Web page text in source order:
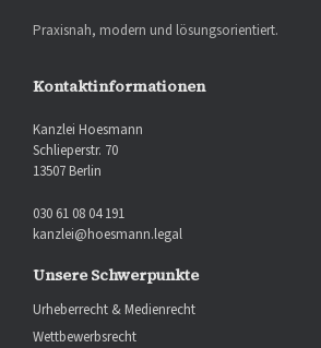
Praxisnah, modern und lösungsorientiert.
Kontaktinformationen
Kanzlei Hoesmann
Schlieperstr. 70
13507 Berlin
030 61 08 04 191
kanzlei@hoesmann.legal
Unsere Schwerpunkte
Urheberrecht & Medienrecht
Wettbewerbsrecht